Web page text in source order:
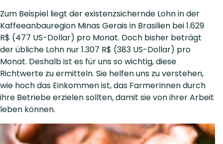
Zum Beispiel liegt der existenzsichernde Lohn in der
Kaffeeanbauregion Minas Gerais in Brasilien bei 1.629
R$ (477 US-Dollar) pro Monat. Doch bisher beträgt
der übliche Lohn nur 1.307 R$ (383 US-Dollar) pro
Monat. Deshalb ist es für uns so wichtig, diese
Richtwerte zu ermitteln. Sie helfen uns zu verstehen,
wie hoch das Einkommen ist, das FarmerInnen durch
ihre Betriebe erzielen sollten, damit sie von ihrer Arbeit
leben können.